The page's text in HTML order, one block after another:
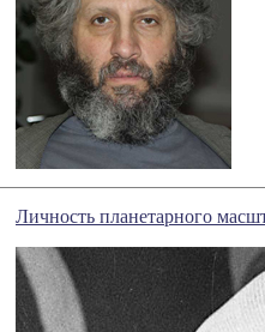
Личность планетарного